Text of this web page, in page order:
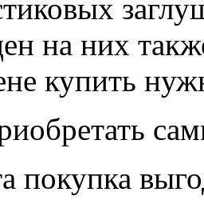
на них
купить
покупка